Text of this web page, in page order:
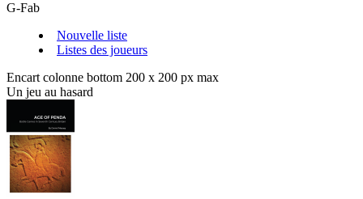
G-Fab
Nouvelle liste
Listes des joueurs
Encart colonne bottom 200 x 200 px max
Un jeu au hasard